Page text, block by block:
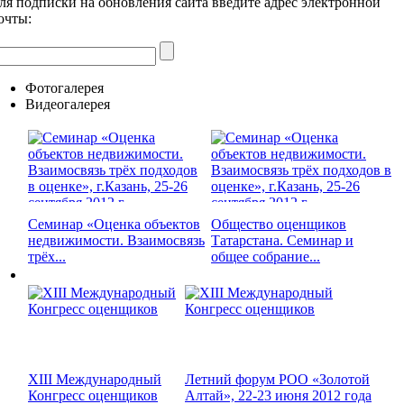
Фотогалерея
Видеогалерея
Семинар «Оценка объектов
недвижимости. Взаимосвязь
трёх...
Общество оценщиков
Татарстана. Семинар и
общее собрание...
XIII Международный
Конгресс оценщиков
Летний форум РОО «Золотой
Алтай», 22-23 июня 2012 года